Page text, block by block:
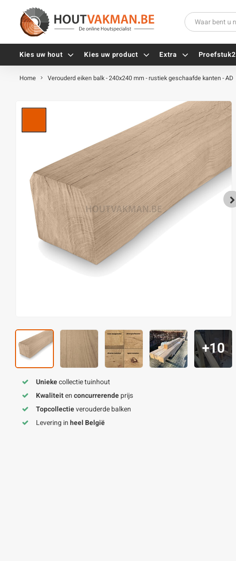
Kies uw hout Kies uw product Extra
Tellerkopschroeven
Verzinkte schroeven
Zwarte schroeven
Alle vijzen
Paalhouders
Stelplaten
Hoekankers
Terrasdragers
B-fix
PuraFix
Verbindingsstukken
Houten pennen
Proefstuk2
Home Verouderd eiken balk - 240x240 mm - rustiek geschaafde kanten - AD
+10
Uniekecollectie tuinhout
Kwaliteitenconcurrerendeprijs
Topcollectieverouderde balken
Levering inheel België